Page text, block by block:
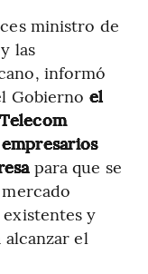
ministro de
las
informó
Gobierno el
para que se
y
el